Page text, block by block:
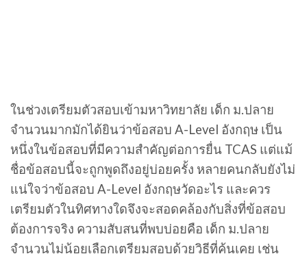
ในช่วงเตรียมตัวสอบเข้ามหาวิทยาลัย เด็ก ม.ปลาย
จำนวนมากมักได้ยินว่าข้อสอบ A-Level อังกฤษ เป็น
หนึ่งในข้อสอบที่มีความสำคัญต่อการยื่น TCAS แต่แม้
ชื่อข้อสอบนี้จะถูกพูดถึงอยู่บ่อยครั้ง หลายคนกลับยังไม่
แน่ใจว่าข้อสอบ A-Level อังกฤษวัดอะไร และควร
เตรียมตัวในทิศทางใดจึงจะสอดคล้องกับสิ่งที่ข้อสอบ
ต้องการจริง ความสับสนที่พบบ่อยคือ เด็ก ม.ปลาย
จำนวนไม่น้อยเลือกเตรียมสอบด้วยวิธีที่คุ้นเคย เช่น